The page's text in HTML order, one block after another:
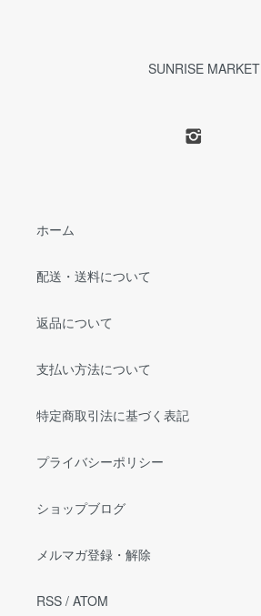
SUNRISE MARKET
ホーム
配送・送料について
返品について
支払い方法について
特定商取引法に基づく表記
プライバシーポリシー
ショップブログ
メルマガ登録・解除
RSS / ATOM